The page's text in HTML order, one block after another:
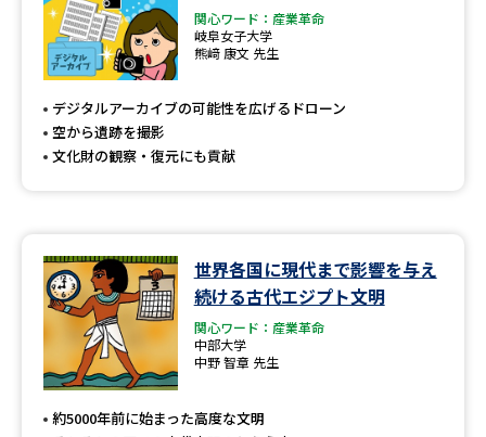
関心ワード：産業革命
岐阜女子大学
熊﨑 康文 先生
デジタルアーカイブの可能性を広げるドローン
空から遺跡を撮影
文化財の観察・復元にも貢献
世界各国に現代まで影響を与え
続ける古代エジプト文明
関心ワード：産業革命
中部大学
中野 智章 先生
約5000年前に始まった高度な文明